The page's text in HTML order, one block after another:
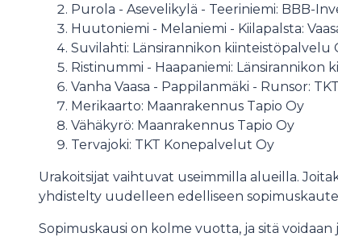
Purola - Asevelikylä - Teeriniemi:
Huutoniemi - Melaniemi -
Suvilahti: Länsirannikon
Ristinummi - Haapaniemi: Länsirannikon
Vanha Vaasa - Pappilanmäki -
Merikaarto: Maanrakennus Tapio
Vähäkyrö: Maanrakennus Tapio
Tervajoki: TKT Konepalvelut Oy
Urakoitsijat vaihtuvat useimmilla alueilla.
yhdistelty uudelleen edelliseen
Sopimuskausi on kolme vuotta, ja sitä